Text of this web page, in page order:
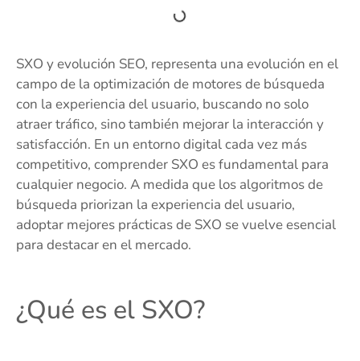
SXO y evolución SEO, representa una evolución en el
campo de la optimización de motores de búsqueda
con la experiencia del usuario, buscando no solo
atraer tráfico, sino también mejorar la interacción y
satisfacción. En un entorno digital cada vez más
competitivo, comprender SXO es fundamental para
cualquier negocio. A medida que los algoritmos de
búsqueda priorizan la experiencia del usuario,
adoptar mejores prácticas de SXO se vuelve esencial
para destacar en el mercado.
¿Qué es el SXO?